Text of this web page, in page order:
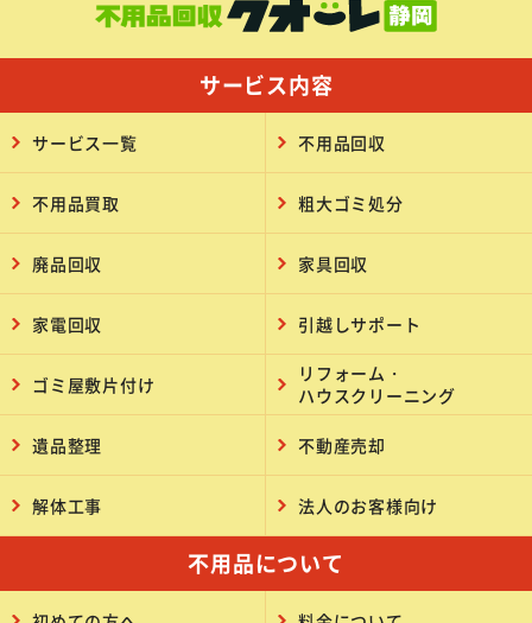
サービス内容
サービス一覧 不用品回収
不用品買取 粗大ゴミ処分
廃品回収 家具回収
家電回収 引越しサポート
ゴミ屋敷片付け
リフォーム・
ハウスクリーニング
遺品整理 不動産売却
解体工事 法人のお客様向け
不用品について